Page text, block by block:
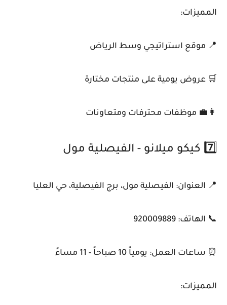
المميزات:
📍 موقع استراتيجي وسط الرياض
🛒 عروض يومية على منتجات مختارة
👩‍💼 موظفات محترفات ومتعاونات
7️⃣ كيكو ميلانو - الفيصلية مول
📍 العنوان: الفيصلية مول، برج الفيصلية، حي العليا
📞 الهاتف: 920009889
⏰ ساعات العمل: يومياً 10 صباحاً - 11 مساءً
المميزات: